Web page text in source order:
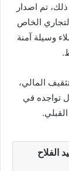
تم اصدار
الخاص
وسيلة آمنة
المالي،
تواجده في
الفلاح